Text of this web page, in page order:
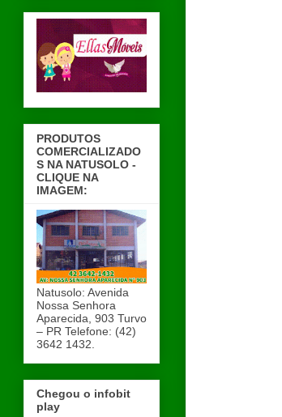
PRODUTOS
COMERCIALIZADO
S NA NATUSOLO -
CLIQUE NA
IMAGEM:
Natusolo: Avenida
Nossa Senhora
Aparecida, 903 Turvo
– PR Telefone: (42)
3642 1432.
Chegou o infobit
play